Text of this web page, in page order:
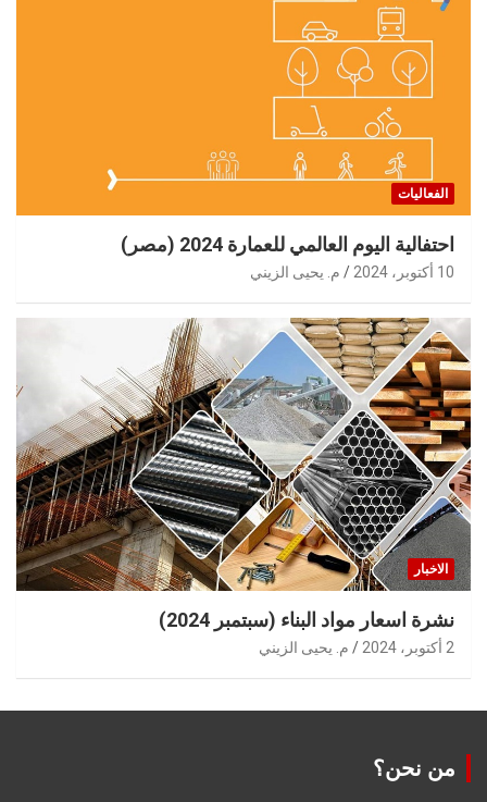
الفعاليات
احتفالية اليوم العالمي للعمارة 2024 (مصر)
10 أكتوبر، 2024 م. يحيى الزيني
الاخبار
نشرة اسعار مواد البناء (سبتمبر 2024)
2 أكتوبر، 2024 م. يحيى الزيني
من نحن؟